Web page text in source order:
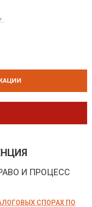
И ПРОЦЕСС
СПОРАХ ПО